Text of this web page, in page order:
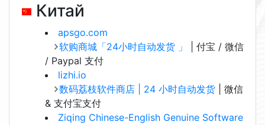
Китай
apsgo.com
软购商城「24小时自动发货 」
| 付宝 / 微信
/ Paypal 支付
lizhi.io
数码荔枝软件商店 | 24 小时自动发货
| 微信
& 支付宝支付
Ziqing Chinese-English Genuine Software